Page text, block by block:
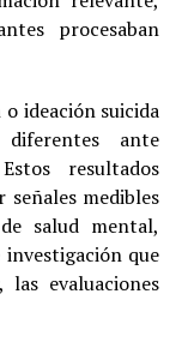
procesaban
ideación suicida
diferentes ante
resultados
medibles
salud mental,
que
evaluaciones